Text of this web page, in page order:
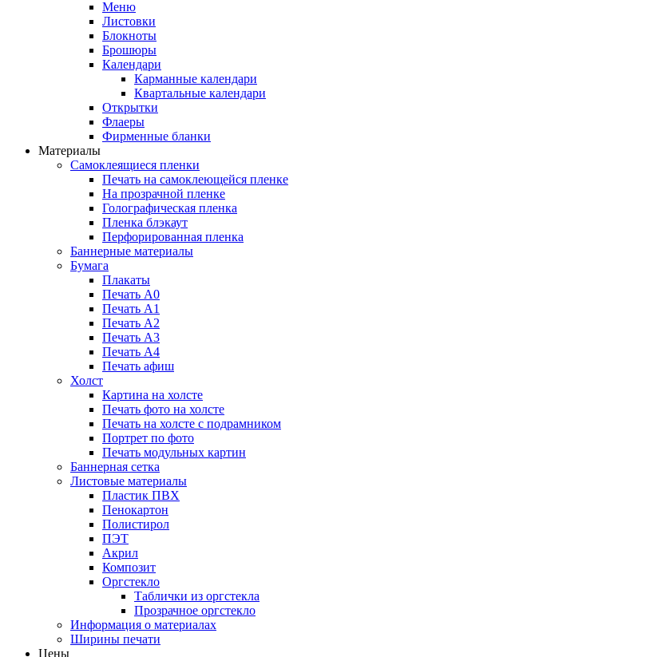
Меню
Листовки
Блокноты
Брошюры
Календари
Карманные календари
Квартальные календари
Открытки
Флаеры
Фирменные бланки
Материалы
Самоклеящиеся пленки
Печать на самоклеющейся пленке
На прозрачной пленке
Голографическая пленка
Пленка блэкаут
Перфорированная пленка
Баннерные материалы
Бумага
Плакаты
Печать А0
Печать А1
Печать А2
Печать А3
Печать А4
Печать афиш
Холст
Картина на холсте
Печать фото на холсте
Печать на холсте с подрамником
Портрет по фото
Печать модульных картин
Баннерная сетка
Листовые материалы
Пластик ПВХ
Пенокартон
Полистирол
ПЭТ
Акрил
Композит
Оргстекло
Таблички из оргстекла
Прозрачное оргстекло
Информация о материалах
Ширины печати
Цены